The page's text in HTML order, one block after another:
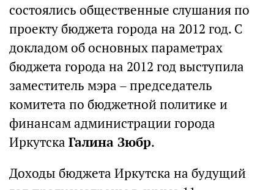
состоялись общественные слушания по
проекту бюджета города на 2012 год. С
докладом об основных параметрах
бюджета города на 2012 год выступила
заместитель мэра – председатель
комитета по бюджетной политике и
финансам администрации города
Иркутска Галина Зюбр.
Доходы бюджета Иркутска на будущий